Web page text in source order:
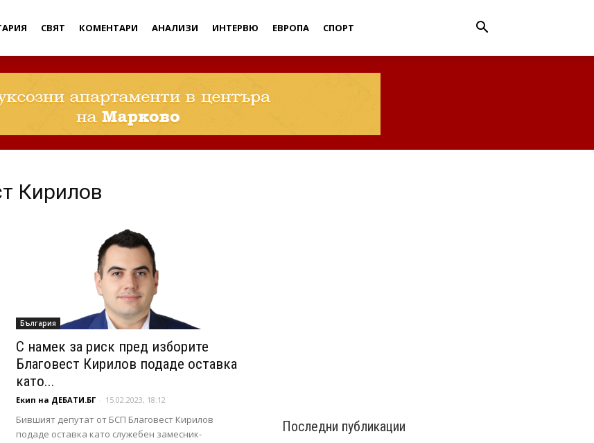
СВЯТ КОМЕНТАРИ АНАЛИЗИ ИНТЕРВЮ ЕВРОПА СПОРТ
Кирилов
България
С намек за риск пред изборите
Благовест Кирилов подаде оставка
като...
Екип на ДЕБАТИ.БГ - 15.02.2023, 18:12
Бившият депутат от БСП Благовест Кирилов
подаде оставка като служебен замесник-
Последни публикации